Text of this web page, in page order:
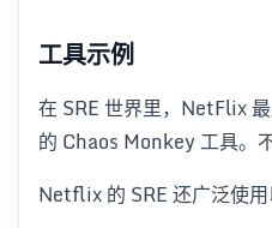
工具示例
在 SRE 世界里，NetFlix
的 Chaos Monkey 工具。
Netflix 的 SRE 还广泛使用